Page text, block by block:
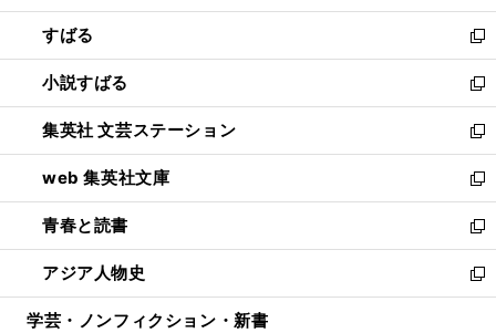
開
く
ウ
で
開
く
ン
ド
ウ
で
開
く
すばる
新
し
い
ウ
ィ
ン
ド
ウ
で
開
く
小説すばる
新
し
い
ウ
ィ
ン
ド
ウ
で
開
集英社 文芸ステーション
新
し
い
ウ
ィ
ン
ド
ウ
web 集英社文庫
新
し
い
ウ
ィ
ン
青春と読書
新
し
い
ウ
アジア人物史
新
し
学芸・ノンフィクション・新書